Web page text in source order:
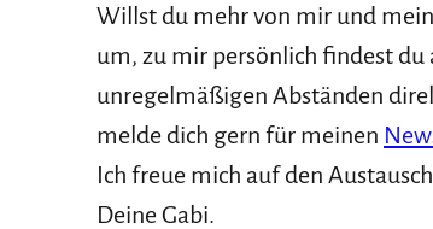
Willst du mehr von mir und
um, zu mir persönlich findest du
unregelmäßigen Abständen
melde dich gern für meinen
Ich freue mich auf den
Deine Gabi.